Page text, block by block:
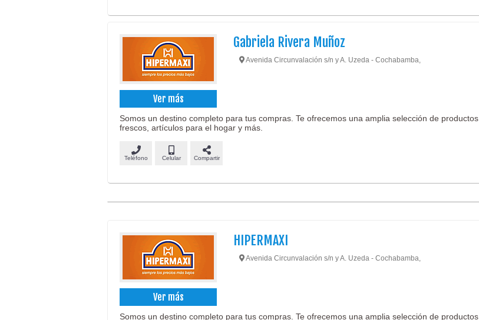
Ver más
Gabriela Rivera Muñoz
Avenida Circunvalación s/n y A. Uzeda - Cochabamba,
Somos un destino completo para tus compras. Te ofrecemos una amplia selección de productos
frescos, artículos para el hogar y más.
Teléfono Celular Compartir
Ver más
HIPERMAXI
Avenida Circunvalación s/n y A. Uzeda - Cochabamba,
Somos un destino completo para tus compras. Te ofrecemos una amplia selección de productos